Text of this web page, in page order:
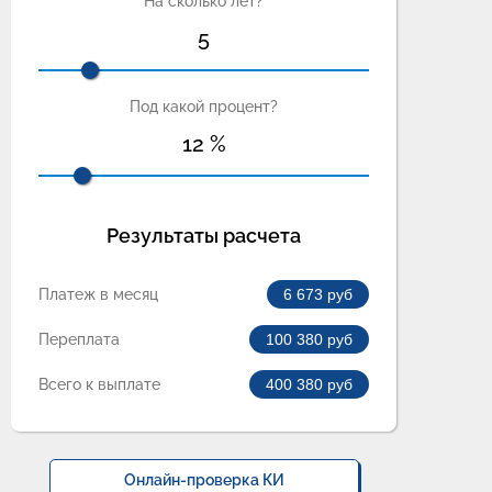
5
Под какой процент?
12 %
Результаты расчета
Платеж в месяц 6 673 руб
Переплата 100 380 руб
Всего к выплате 400 380 руб
Онлайн-проверка КИ